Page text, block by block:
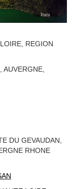
REGION
AUVERGNE,
DU GEVAUDAN,
RHONE